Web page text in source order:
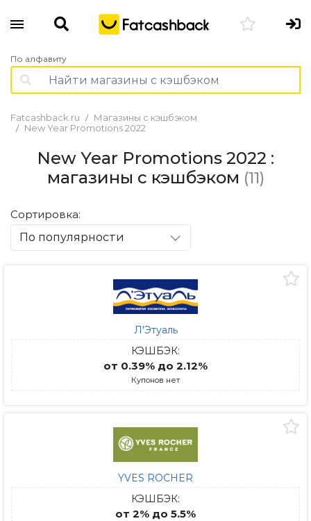
По алфавиту
Fatcashback.ru
Магазины с кэшбэком
New Year Promotions 2022
New Year Promotions 2022 :
магазины с кэшбэком (11)
Сортировка:
По популярности
Л'Этуаль
КЭШБЭК:
от 0.39% до 2.12%
Купонов нет
YVES ROCHER
КЭШБЭК:
от 2% до 5.5%